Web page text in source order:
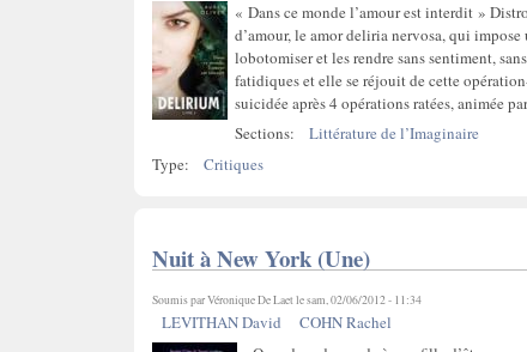
« Dans ce monde l’amour est interdit »
d’amour, le amor deliria nervosa, qui
lobotomiser et les rendre sans sentiment,
fatidiques et elle se réjouit de cette
suicidée après 4 opérations ratées, animée
Sections:
Littérature de l’Imaginaire
Type:
Critiques
Nuit à New York (Une)
Soumis parVéronique De Laetle sam, 02/06/2012 - 11:34
LEVITHAN David
COHN Rachel